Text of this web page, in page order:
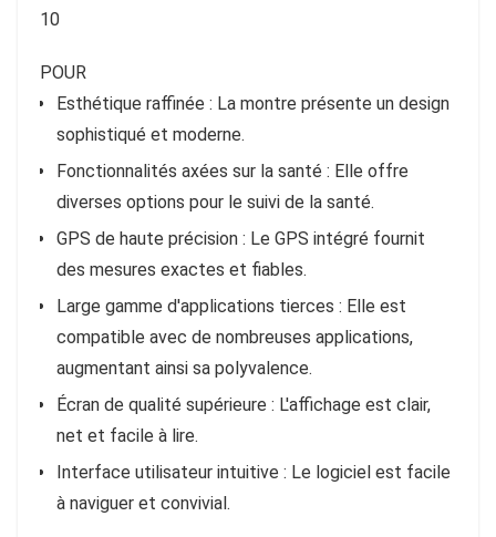
10
POUR
Esthétique raffinée : La montre présente un design
sophistiqué et moderne.
Fonctionnalités axées sur la santé : Elle offre
diverses options pour le suivi de la santé.
GPS de haute précision : Le GPS intégré fournit
des mesures exactes et fiables.
Large gamme d'applications tierces : Elle est
compatible avec de nombreuses applications,
augmentant ainsi sa polyvalence.
Écran de qualité supérieure : L'affichage est clair,
net et facile à lire.
Interface utilisateur intuitive : Le logiciel est facile
à naviguer et convivial.